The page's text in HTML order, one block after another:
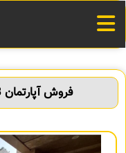
فروش آپارتمان 138متری ساحلی در سرخرود